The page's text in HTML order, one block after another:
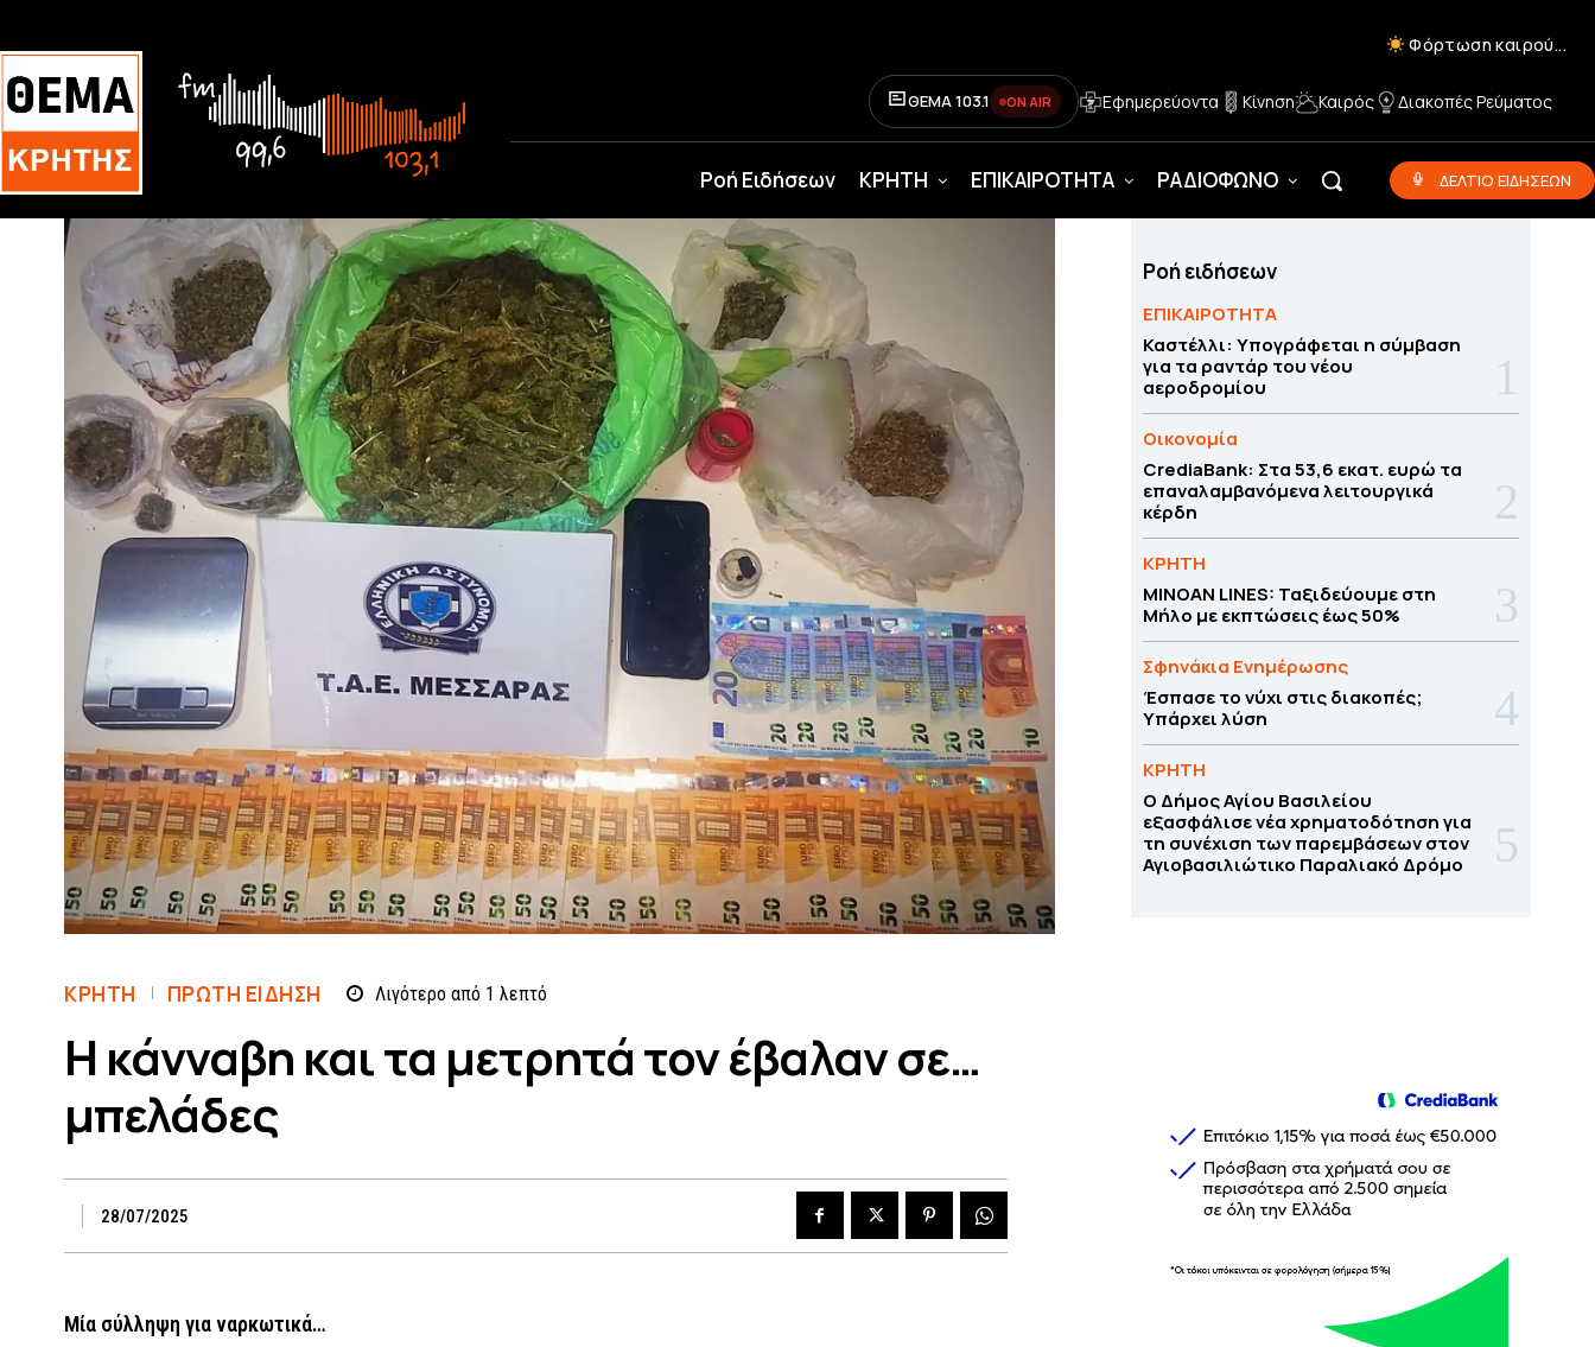
Φόρτωση καιρού...
ΘΕΜΑ 103.1 ON AIR Εφημερεύοντα Κίνηση Καιρός Διακοπές Ρεύματος
Ροή Ειδήσεων ΚΡΗΤΗ ΕΠΙΚΑΙΡΟΤΗΤΑ ΡΑΔΙΟΦΩΝΟ ΔΕΛΤΙΟ ΕΙΔΗΣΕΩΝ
ΚΡΗΤΗ ΠΡΏΤΗ ΕΊΔΗΣΗ Λιγότερο από 1 λεπτό
H κάνναβη και τα μετρητά τον έβαλαν σε…
μπελάδες
28/07/2025
Μία σύλληψη για ναρκωτικά…
Ροή ειδήσεων
ΕΠΙΚΑΙΡΟΤΗΤΑ
Καστέλλι: Υπογράφεται η σύμβαση
για τα ραντάρ του νέου
αεροδρομίου
Οικονομία
CrediaBank: Στα 53,6 εκατ. ευρώ τα
επαναλαμβανόμενα λειτουργικά
κέρδη
ΚΡΗΤΗ
MINOAN LINES: Ταξιδεύουμε στη
Μήλο με εκπτώσεις έως 50%
Σφηνάκια Ενημέρωσης
Έσπασε το νύχι στις διακοπές;
Υπάρχει λύση
ΚΡΗΤΗ
O Δήμος Αγίου Βασιλείου
εξασφάλισε νέα χρηματοδότηση για
τη συνέχιση των παρεμβάσεων στον
Αγιοβασιλιώτικο Παραλιακό Δρόμο